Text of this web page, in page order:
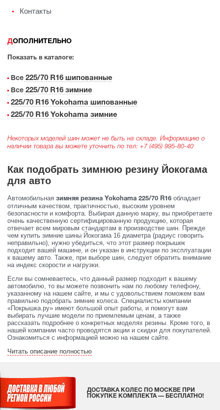
Контакты
ДОПОЛНИТЕЛЬНО
Показать в каталоге:
Все 225/70 R16 шипованные
Все 225/70 R16 зимние
225/70 R16 Yokohama шипованные
225/70 R16 Yokohama зимние
Некоторых моделей шин может не быть на складе. Информацию о
наличии товара вы можете уточнить по тел: +7 (495) 995-80-40
Как подобрать зимнюю резину Йокогама
для авто
Автомобильная зимняя резина Yokohama 225/70 R16 обладает
отличным качеством, практичностью, высоким уровнем
безопасности и комфорта. Выбирая данную марку, вы приобретаете
очень качественную сертифицированную продукцию, которая
отвечает всем мировым стандартам в производстве шин. Прежде
чем купить зимние шины Йокогама 16 диаметра (радиус говорить
неправильно), нужно убедиться, что этот размер покрышек
подходит вашей машине, и он указан в инструкции по эксплуатации
к вашему авто. Также, при выборе шин, следует обратить внимание
на индекс скорости и нагрузки.
Если вы сомневаетесь, что данный размер подходит к вашему
автомобилю, то вы можете позвонить нам по любому телефону,
указанному на нашем сайте, и мы с удовольствием поможем вам
правильно подобрать зимние колеса. Специалисты компании
«Покрышка.ру» имеют большой опыт работы, и помогут вам
выбирать лучшие модели по приемлемым ценам, а также
рассказать подробнее о конкретных моделях резины. Кроме того, в
нашей компании часто проводятся акции и скидки для покупателей.
Ознакомиться с информацией можно на нашем сайте.
Читать описание полностью
ДОСТАВКА КОЛЕС ПО МОСКВЕ ПРИ
ПОКУПКЕ КОМПЛЕКТА — БЕСПЛАТНО!